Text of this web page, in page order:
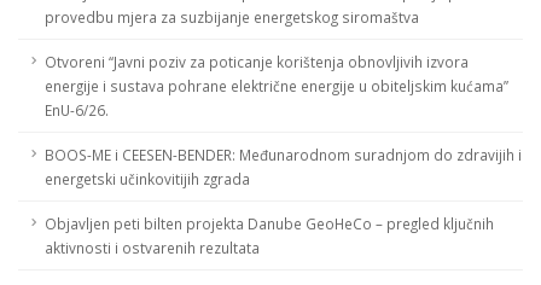
provedbu mjera za suzbijanje energetskog siromaštva
Otvoreni “Javni poziv za poticanje korištenja obnovljivih izvora
energije i sustava pohrane električne energije u obiteljskim kućama”
EnU-6/26.
BOOS-ME i CEESEN-BENDER: Međunarodnom suradnjom do zdravijih i
energetski učinkovitijih zgrada
Objavljen peti bilten projekta Danube GeoHeCo – pregled ključnih
aktivnosti i ostvarenih rezultata